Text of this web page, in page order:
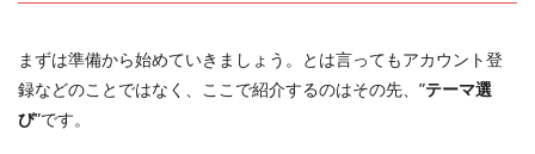
まずは準備から始めていきましょう。とは言ってもアカウント登
録などのことではなく、ここで紹介するのはその先、”テーマ選
び”です。